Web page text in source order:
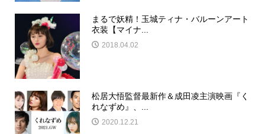
まるで妖精！玉城ティナ・バルーンアート
衣装【マイナ...
2018.04.02
松居大悟監督最新作＆成田凌主演映画『く
れなずめ』、...
2020.12.21